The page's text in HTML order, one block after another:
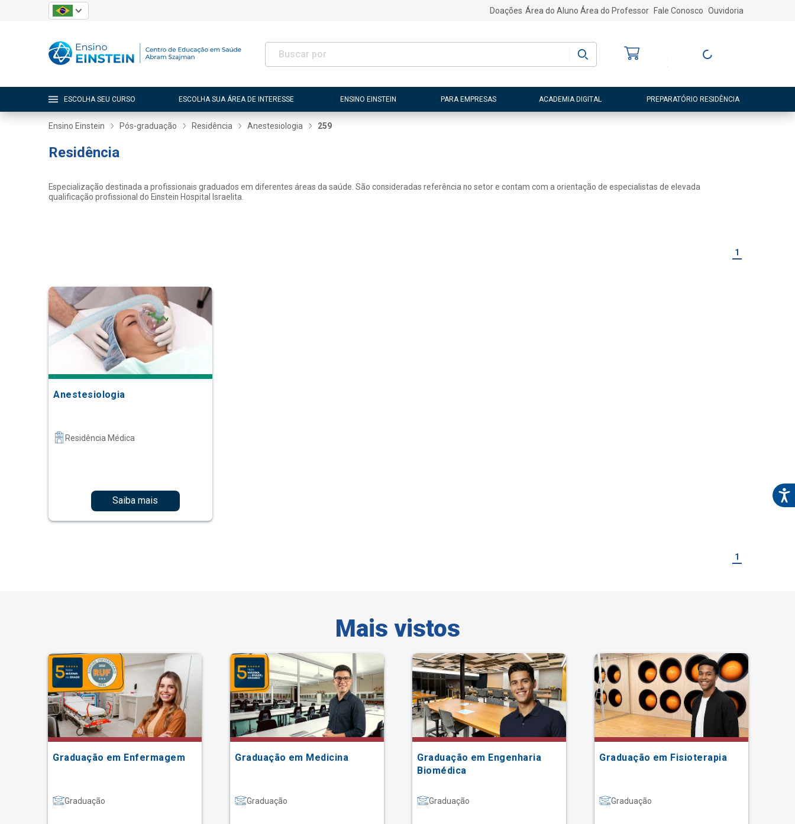
Doações Área do Aluno Área do Professor Fale Conosco Ouvidoria
Entre ou Cadastre-
ESCOLHA SEU CURSO ESCOLHA SUA ÁREA DE INTERESSE ENSINO EINSTEIN PARA EMPRESAS ACADEMIA DIGITAL PREPARATÓRIO RESIDÊNCIA
Ensino Einstein Pós-graduação Residência Anestesiologia 259
Residência
Especialização destinada a profissionais graduados em diferentes áreas da saúde. São consideradas referência no setor e contam com a orientação de especialistas de elevada
qualificação profissional do Einstein Hospital Israelita.
1
Anestesiologia
Residência Médica
Saiba mais
1
Mais vistos
Graduação em Enfermagem
Graduação
Graduação em Medicina
Graduação
Graduação em Engenharia
Biomédica
Graduação
Graduação em Fisioterapia
Graduação